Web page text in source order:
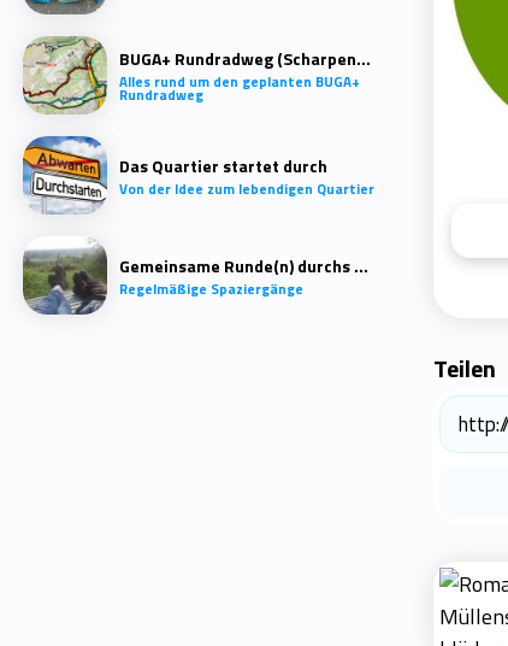
BUGA+ Rundradweg (Scharpenacken)
Alles rund um den geplanten BUGA+
Rundradweg
Das Quartier startet durch
Von der Idee zum lebendigen Quartier
Gemeinsame Runde(n) durchs Quartier
Regelmäßige Spaziergänge
Teilen